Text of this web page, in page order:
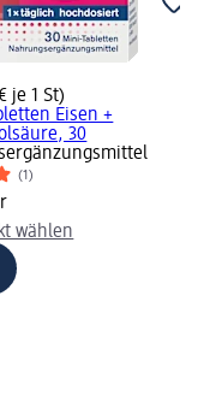
je 1 St)
Eisen +
30
(1)
wählen